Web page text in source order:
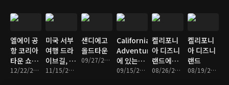
엘에이 공
항 코리아
타운 쇼핑
몰
12/22/2021 • 11분
미국 서부
여행 드라
이브길, 자
슈아 트리
11/15/2021 • 10분
샌디에고
올드타운
09/27/2021 • 11분
California
Adventure
에 있는
Soarin'09/15/2021 • 5분
켈리포니
아 디즈니
랜드에서~
피터팬의08/26/2021 • 9분
켈리포니
아 디즈니
랜드
08/19/2021 • 9분